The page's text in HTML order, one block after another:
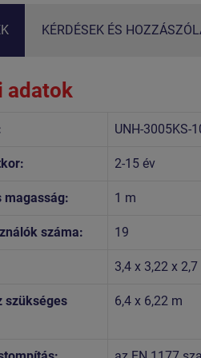
KÉRDÉSEK ÉS
adatok
UNH-3005KS-
2-15 év
magasság: 1 m
száma: 19
3,4 x 3,22 x
szükséges
6,4 x 6,22 m